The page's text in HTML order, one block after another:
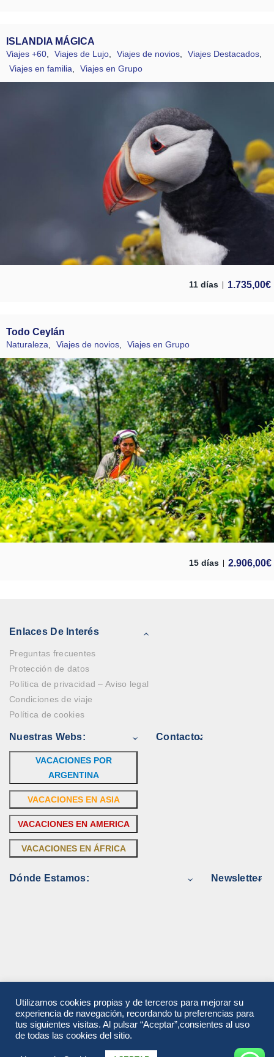
ISLANDIA MÁGICA
Viajes +60 Viajes de Lujo Viajes de novios Viajes Destacados
Viajes en familia
Viajes en Grupo
11 días 1.735,00€
Todo Ceylán
Naturaleza, Viajes de novios, Viajes en Grupo
15 días 2.906,00€
Enlaces De Interés
Preguntas frecuentes
Protección de datos
Política de privacidad – Aviso legal
Condiciones de viaje
Política de cookies
Nuestras Webs:
VACACIONES POR
ARGENTINA
VACACIONES EN ASIA
VACACIONES EN AMERICA
VACACIONES EN ÁFRICA
Contacto:
Dónde Estamos: Newsletter
Utilizamos cookies propias y de terceros para mejorar su
experiencia de navegación, recordando tu preferencias para
tus siguientes visitas. Al pulsar “Aceptar”,consientes al uso
de todas las cookies del sitio.